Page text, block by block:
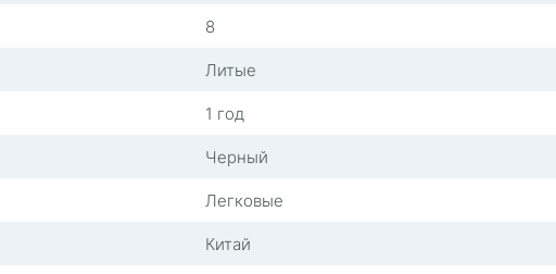
8
Литые
1 год
Черный
Легковые
Китай